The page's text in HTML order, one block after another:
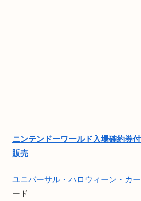
ニンテンドーワールド入場確約券
販売
ユニバーサル・ハロウィーン・カ
ード